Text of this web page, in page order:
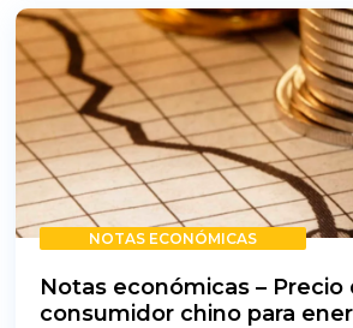
NOTAS ECONÓMICAS
Notas económicas – Precio
consumidor chino para